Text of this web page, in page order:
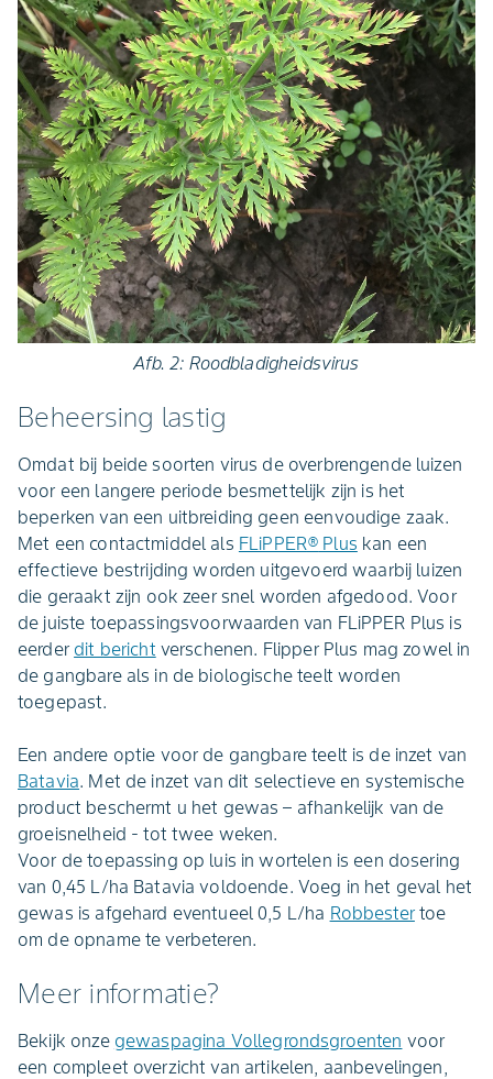
Afb. 2: Roodbladigheidsvirus
Beheersing lastig
Omdat bij beide soorten virus de overbrengende luizen
voor een langere periode besmettelijk zijn is het
beperken van een uitbreiding geen eenvoudige zaak.
Met een contactmiddel als FLiPPER® Plus kan een
effectieve bestrijding worden uitgevoerd waarbij luizen
die geraakt zijn ook zeer snel worden afgedood. Voor
de juiste toepassingsvoorwaarden van FLiPPER Plus is
eerder dit bericht verschenen. Flipper Plus mag zowel in
de gangbare als in de biologische teelt worden
toegepast.
Een andere optie voor de gangbare teelt is de inzet van
Batavia. Met de inzet van dit selectieve en systemische
product beschermt u het gewas – afhankelijk van de
groeisnelheid - tot twee weken.
Voor de toepassing op luis in wortelen is een dosering
van 0,45 L/ha Batavia voldoende. Voeg in het geval het
gewas is afgehard eventueel 0,5 L/ha Robbestertoe
om de opname te verbeteren.
Meer informatie?
Bekijk onze gewaspagina Vollegrondsgroenten voor
een compleet overzicht van artikelen, aanbevelingen,